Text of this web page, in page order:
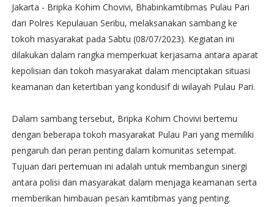
Jakarta - Bripka Kohim Chovivi, Bhabinkamtibmas Pulau Pari
dari Polres Kepulauan Seribu, melaksanakan sambang ke
tokoh masyarakat pada Sabtu (08/07/2023). Kegiatan ini
dilakukan dalam rangka memperkuat kerjasama antara aparat
kepolisian dan tokoh masyarakat dalam menciptakan situasi
keamanan dan ketertiban yang kondusif di wilayah Pulau Pari.
Dalam sambang tersebut, Bripka Kohim Chovivi bertemu
dengan beberapa tokoh masyarakat Pulau Pari yang memiliki
pengaruh dan peran penting dalam komunitas setempat.
Tujuan dari pertemuan ini adalah untuk membangun sinergi
antara polisi dan masyarakat dalam menjaga keamanan serta
memberikan himbauan pesan kamtibmas yang penting.